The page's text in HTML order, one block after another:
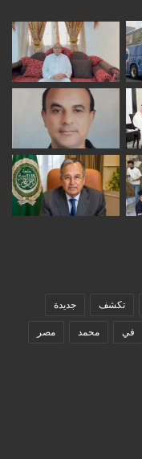
تكشف جديدة
في محمد مصر